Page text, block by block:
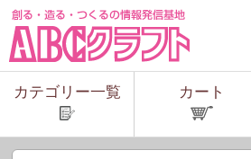
カテゴリー一覧
カート